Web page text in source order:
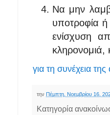
Να μην
υποτροφία
ενίσχυση
κληρονομιά,
για τη συνέχεια
την Πέμπτη, Νοεμβρίου 16,
Κατηγορία